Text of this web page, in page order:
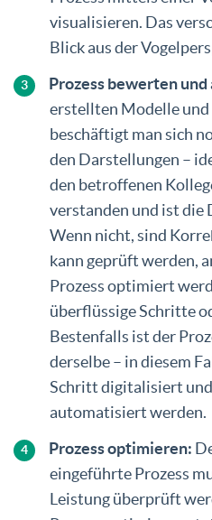
visualisieren. Das
Blick aus der
Prozess bewerten
erstellten Modelle und
beschäftigt man sich
den Darstellungen –
den betroffenen
verstanden und ist die
Wenn nicht, sind
kann geprüft werden,
Prozess optimiert
überflüssige Schritte
Bestenfalls ist der
derselbe – in diesem
Schritt digitalisiert
automatisiert werden.
Prozess optimieren:
eingeführte Prozess
Leistung überprüft